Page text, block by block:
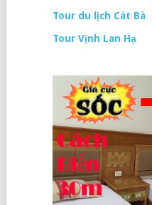
Tour du lịch Cát Bà
Tour Vịnh Lan Hạ